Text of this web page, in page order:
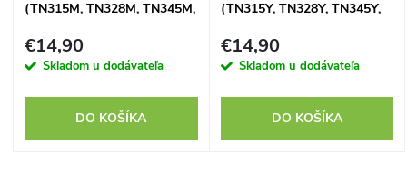
v
v(TN315M, TN328M, TN345M,
kompatibilný
€14,90
Skladom u dodávateľa
DO KOŠÍKA
(TN315Y, TN328Y, TN345Y,
kompatibilný
€14,90
Skladom u dodávateľa
DO KOŠÍKA